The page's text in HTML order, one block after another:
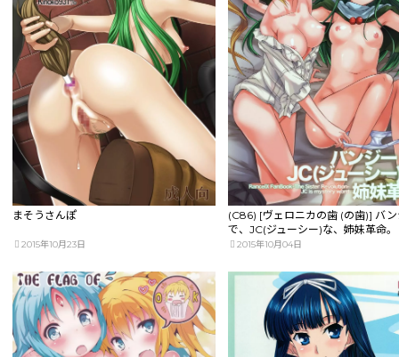
まそうさんぽ
2015年10月23日
(C86) [ヴェロニカの歯 (の歯)] バ
で、JC(ジューシー)な、姉妹革命
ス)2015年10月04日